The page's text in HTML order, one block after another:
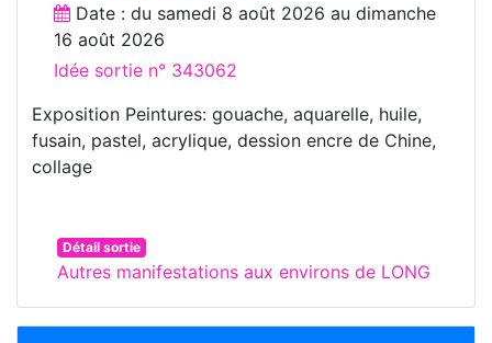
Date : du samedi 8 août 2026 au dimanche
16 août 2026
Idée sortie n° 343062
Exposition Peintures: gouache, aquarelle, huile,
fusain, pastel, acrylique, dession encre de Chine,
collage
Détail sortie
Autres manifestations aux environs de LONG